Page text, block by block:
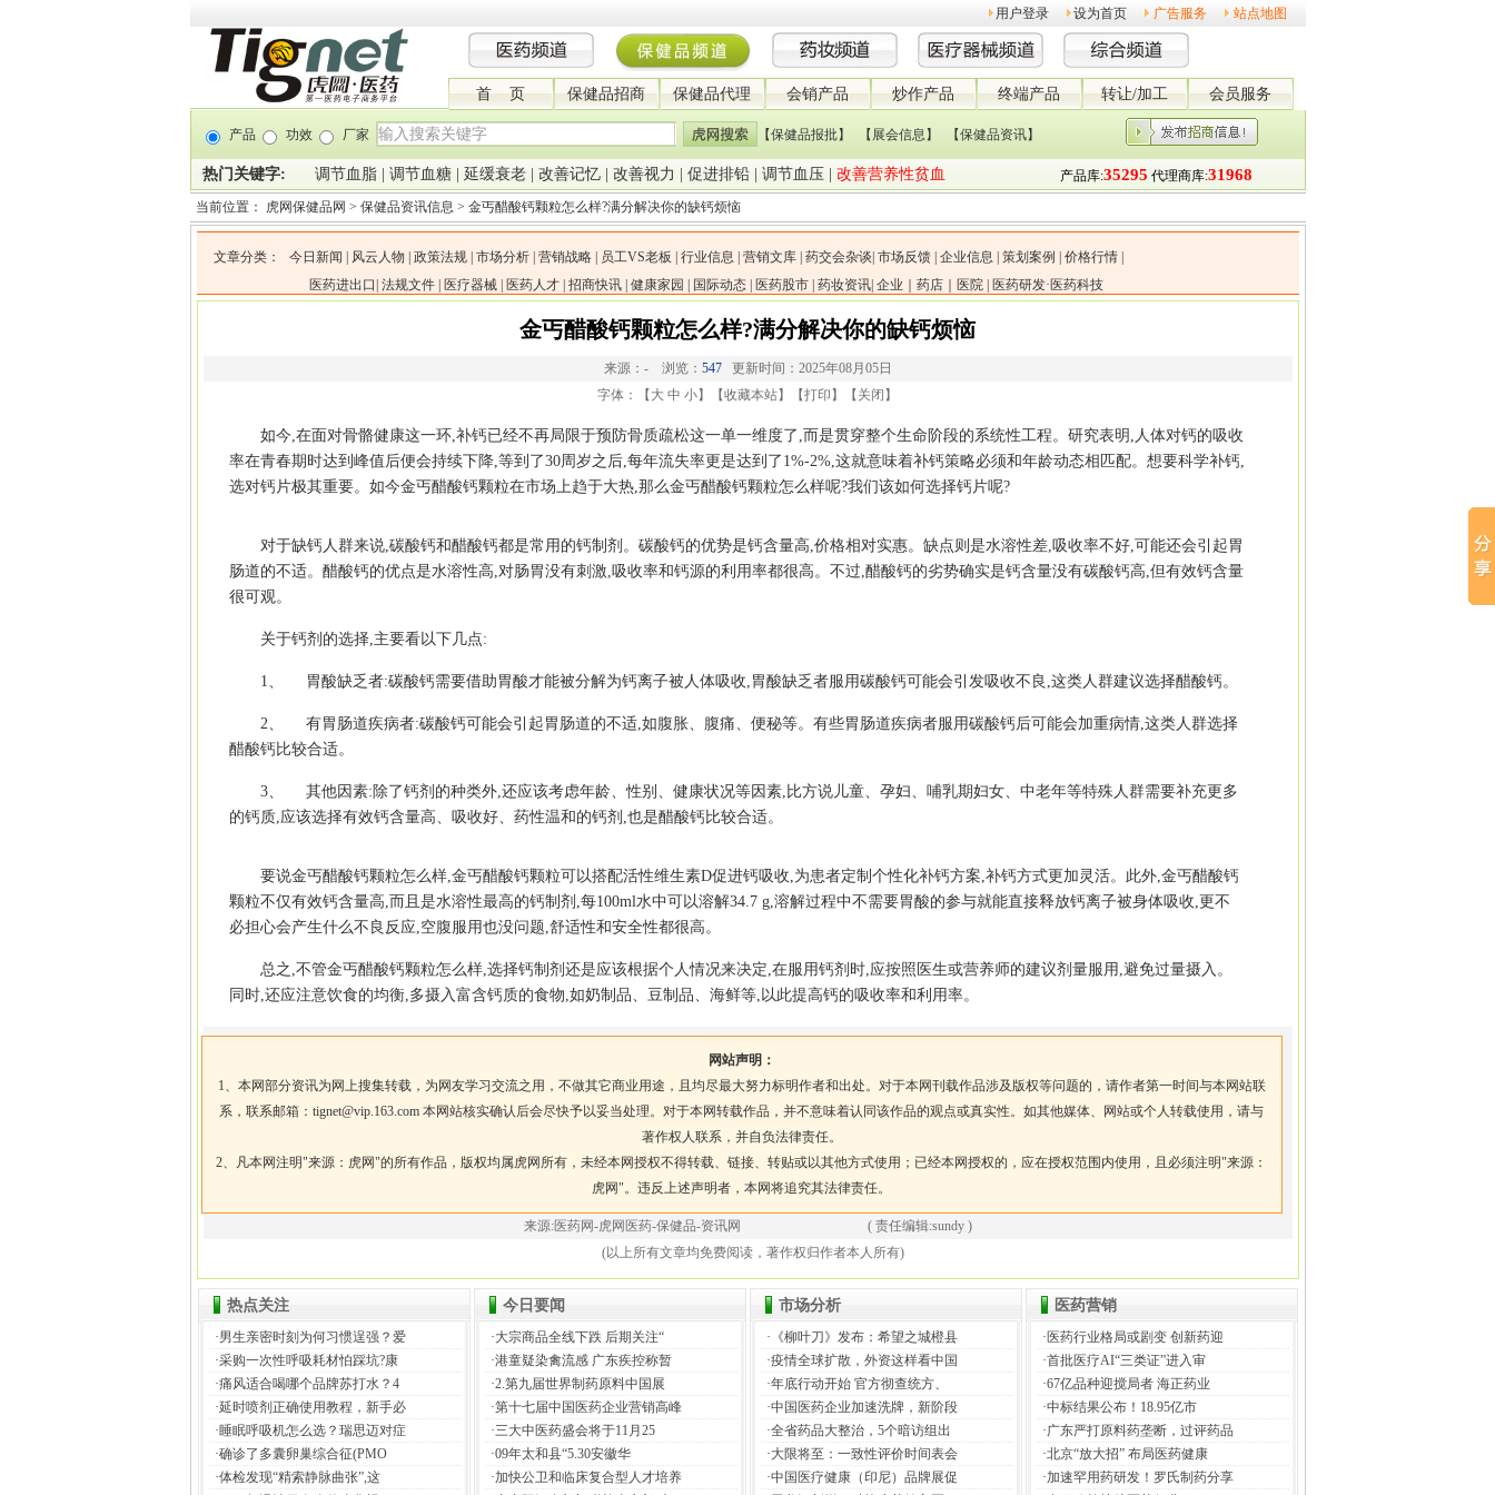
站点地图
广告服务
设为首页
用户登录
首 页 保健品招商 保健品代理 会销产品 炒作产品 终端产品 转让/加工 会员服务
产品 功效 厂家 【保健品报批】 【展会信息】 【保健品资讯】
热门关键字: 调节血脂| 调节血糖| 延缓衰老| 改善记忆| 改善视力 促进排铅| 调节血压| 改善营养性贫血
当前位置： 虎网保健品网 > 保健品资讯信息 > 金丐醋酸钙颗粒怎么样?满分解决你的缺钙烦恼
文章分类： 今日新闻 风云人物 政策法规| 市场分析| 营销战略| 员工VS老板 行业信息 营销文库| 药交会杂谈 市场反馈| 企业信息 策划案例 价格行情|
医药进出口 法规文件| 医疗器械| 医药人才| 招商快讯| 健康家园 国际动态| 医药股市| 药妆资讯| 企业｜药店｜医院 医药研发·医药科技
金丐醋酸钙颗粒怎么样?满分解决你的缺钙烦恼
来源：- 浏览： 547更新时间：2025年08月05日
字体：【 大 中 小】【收藏本站】【打印 】【 关闭 】
如今,在面对骨骼健康这一环,补钙已经不再局限于预防骨质疏松这一单一维度了,而是贯穿整个生命阶段的系统性工程。研究表明,人体对钙的吸收
率在青春期时达到峰值后便会持续下降,等到了30周岁之后,每年流失率更是达到了1%-2%,这就意味着补钙策略必须和年龄动态相匹配。想要科学补钙,
选对钙片极其重要。如今金丐醋酸钙颗粒在市场上趋于大热,那么金丐醋酸钙颗粒怎么样呢?我们该如何选择钙片呢?
对于缺钙人群来说,碳酸钙和醋酸钙都是常用的钙制剂。碳酸钙的优势是钙含量高,价格相对实惠。缺点则是水溶性差,吸收率不好,可能还会引起胃
肠道的不适。醋酸钙的优点是水溶性高,对肠胃没有刺激,吸收率和钙源的利用率都很高。不过,醋酸钙的劣势确实是钙含量没有碳酸钙高,但有效钙含量
很可观。
关于钙剂的选择,主要看以下几点:
1、 胃酸缺乏者:碳酸钙需要借助胃酸才能被分解为钙离子被人体吸收,胃酸缺乏者服用碳酸钙可能会引发吸收不良,这类人群建议选择醋酸钙。
2、 有胃肠道疾病者:碳酸钙可能会引起胃肠道的不适,如腹胀、腹痛、便秘等。有些胃肠道疾病者服用碳酸钙后可能会加重病情,这类人群选择
醋酸钙比较合适。
3、 其他因素:除了钙剂的种类外,还应该考虑年龄、性别、健康状况等因素,比方说儿童、孕妇、哺乳期妇女、中老年等特殊人群需要补充更多
的钙质,应该选择有效钙含量高、吸收好、药性温和的钙剂,也是醋酸钙比较合适。
要说金丐醋酸钙颗粒怎么样,金丐醋酸钙颗粒可以搭配活性维生素D促进钙吸收,为患者定制个性化补钙方案,补钙方式更加灵活。此外,金丐醋酸钙
颗粒不仅有效钙含量高,而且是水溶性最高的钙制剂,每100ml水中可以溶解34.7 g,溶解过程中不需要胃酸的参与就能直接释放钙离子被身体吸收,更不
必担心会产生什么不良反应,空腹服用也没问题,舒适性和安全性都很高。
总之,不管金丐醋酸钙颗粒怎么样,选择钙制剂还是应该根据个人情况来决定,在服用钙剂时,应按照医生或营养师的建议剂量服用,避免过量摄入。
同时,还应注意饮食的均衡,多摄入富含钙质的食物,如奶制品、豆制品、海鲜等,以此提高钙的吸收率和利用率。
网站声明：
1、本网部分资讯为网上搜集转载，为网友学习交流之用，不做其它商业用途，且均尽最大努力标明作者和出处。对于本网刊载作品涉及版权等问题的，请作者第一时间与本网站联
系，联系邮箱： tignet@vip.163.com 本网站核实确认后会尽快予以妥当处理。对于本网转载作品，并不意味着认同该作品的观点或真实性。如其他媒体、网站或个人转载使用，请与
著作权人联系，并自负法律责任。
2、凡本网注明"来源：虎网"的所有作品，版权均属虎网所有，未经本网授权不得转载、链接、转贴或以其他方式使用；已经本网授权的，应在授权范围内使用，且必须注明"来源：
虎网"。违反上述声明者，本网将追究其法律责任。
来源:医药网-虎网医药-保健品-资讯网 ( 责任编辑:sundy )
(以上所有文章均免费阅读，著作权归作者本人所有)
热点关注
·男生亲密时刻为何习惯逞强？爱
·采购一次性呼吸耗材怕踩坑?康
·痛风适合喝哪个品牌苏打水？4
·延时喷剂正确使用教程，新手必
·睡眠呼吸机怎么选？瑞思迈对症
·确诊了多囊卵巢综合征(PMO
·体检发现“精索静脉曲张”,这
今日要闻
·大宗商品全线下跌 后期关注“
·港童疑染禽流感 广东疾控称暂
·2.第九届世界制药原料中国展
·第十七届中国医药企业营销高峰
·三大中医药盛会将于11月25
·09年太和县“5.30安徽华
·加快公卫和临床复合型人才培养
市场分析
· 《柳叶刀》发布：希望之城橙县
·疫情全球扩散，外资这样看中国
·年底行动开始 官方彻查统方、
·中国医药企业加速洗牌，新阶段
·全省药品大整治，5个暗访组出
·大限将至：一致性评价时间表会
·中国医疗健康（印尼）品牌展促
医药营销
· 医药行业格局或剧变 创新药迎
·首批医疗AI“三类证”进入审
·67亿品种迎搅局者 海正药业
·中标结果公布！18.95亿市
·广东严打原料药垄断，过评药品
·北京“放大招” 布局医药健康
·加速罕用药研发！罗氏制药分享